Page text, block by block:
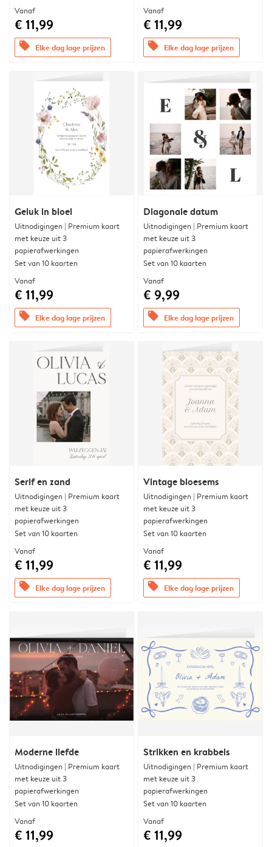
Vanaf
€ 11,99
offers Elke dag lage prijzen
Vanaf
€ 11,99
offers Elke dag lage prijzen
Geluk in bloei
Uitnodigingen | Premium kaart
met keuze uit 3
papierafwerkingen
Set van 10 kaarten
Vanaf
€ 11,99
offers Elke dag lage prijzen
Diagonale datum
Uitnodigingen | Premium kaart
met keuze uit 3
papierafwerkingen
Set van 10 kaarten
Vanaf
€ 9,99
offers Elke dag lage prijzen
Serif en zand
Uitnodigingen | Premium kaart
met keuze uit 3
papierafwerkingen
Set van 10 kaarten
Vanaf
€ 11,99
offers Elke dag lage prijzen
Vintage bloesems
Uitnodigingen | Premium kaart
met keuze uit 3
papierafwerkingen
Set van 10 kaarten
Vanaf
€ 11,99
offers Elke dag lage prijzen
Moderne liefde
Uitnodigingen | Premium kaart
met keuze uit 3
papierafwerkingen
Set van 10 kaarten
Vanaf
€ 11,99
Strikken en krabbels
Uitnodigingen | Premium kaart
met keuze uit 3
papierafwerkingen
Set van 10 kaarten
Vanaf
€ 11,99